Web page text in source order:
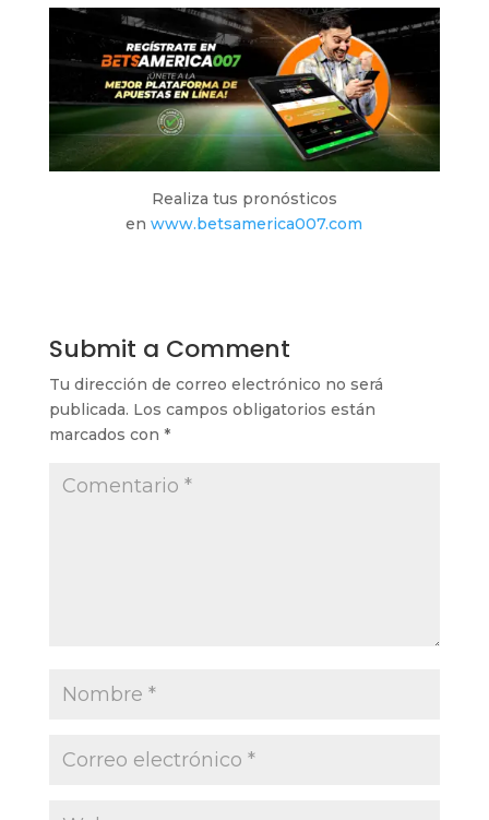
Realiza tus pronósticos
enwww.betsamerica007.com
Submit a Comment
Tu dirección de correo electrónico no será
publicada. Los campos obligatorios están
marcados con *